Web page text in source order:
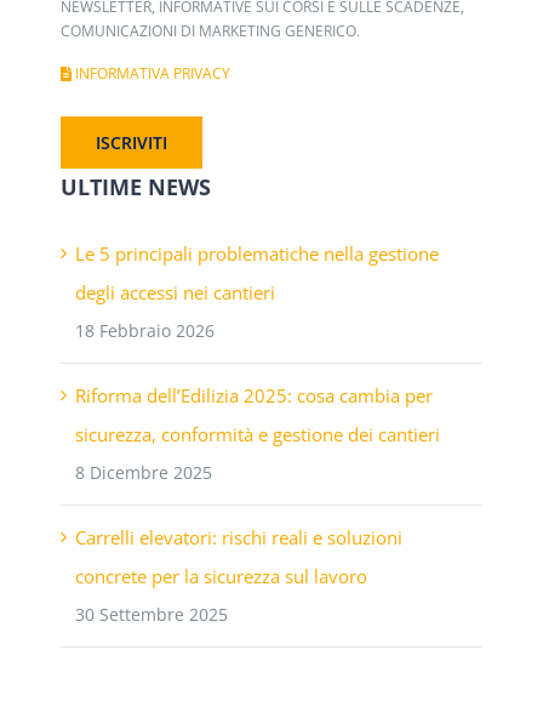
NEWSLETTER, INFORMATIVE SUI CORSI E SULLE SCADENZE,
COMUNICAZIONI DI MARKETING GENERICO.
INFORMATIVA PRIVACY
ULTIME NEWS
Le 5 principali problematiche nella gestione
degli accessi nei cantieri
18 Febbraio 2026
Riforma dell’Edilizia 2025: cosa cambia per
sicurezza, conformità e gestione dei cantieri
8 Dicembre 2025
Carrelli elevatori: rischi reali e soluzioni
concrete per la sicurezza sul lavoro
30 Settembre 2025